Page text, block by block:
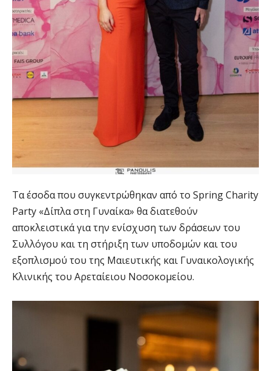
Τα έσοδα που συγκεντρώθηκαν από το Spring Charity
Party «Δίπλα στη Γυναίκα» θα διατεθούν
αποκλειστικά για την ενίσχυση των δράσεων του
Συλλόγου και τη στήριξη των υποδομών και του
εξοπλισμού του της Μαιευτικής και Γυναικολογικής
Κλινικής του Αρεταίειου Νοσοκομείου.